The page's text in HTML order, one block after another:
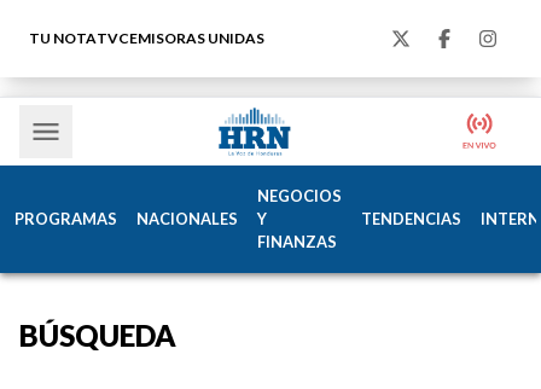
TU NOTATVCEMISORAS UNIDAS
PROGRAMAS NACIONALES
NEGOCIOS
Y
FINANZAS
TENDENCIAS
BÚSQUEDA